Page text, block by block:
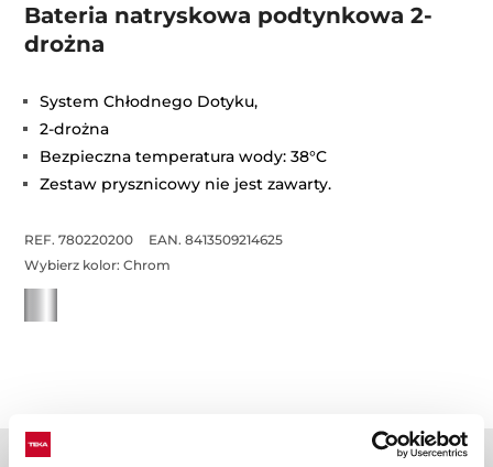
Bateria natryskowa podtynkowa 2-
drożna
System Chłodnego Dotyku,
2-drożna
Bezpieczna temperatura wody: 38°C
Zestaw prysznicowy nie jest zawarty.
REF. 780220200
EAN. 8413509214625
Wybierz kolor:Chrom